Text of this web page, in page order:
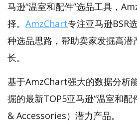
马逊“温室和配件”选品工具，
择。 AmzChart专注亚马逊BSR
种选品思路，帮助卖家发掘高潜
长。
基于AmzChart强大的数据分析
掘的最新TOP5亚马逊“温室和
& Accessories）潜力产品。